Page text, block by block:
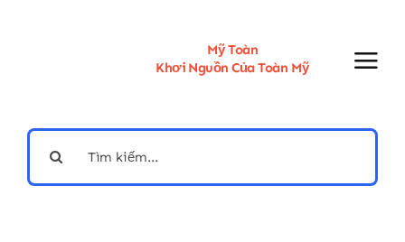
Mỹ Toàn
Khơi Nguồn Của Toàn Mỹ
Search